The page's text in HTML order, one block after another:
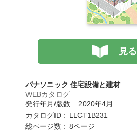
見る
パナソニック 住宅設備と建材
WEBカタログ
発行年月/版数 : 2020年4月
カタログID : LLCT1B231
総ページ数 : 8ページ